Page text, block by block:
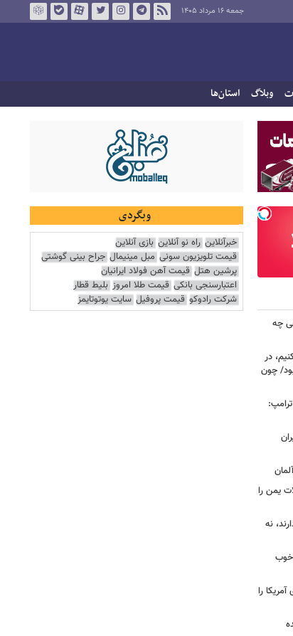
جمعه ۱۶ مرداد ۱۴۰۵
وبلاگ استان‌ها
چه
در
چون
یمن را
نه
خوب
را
وبگردی
خبرآنلاین راه نو آنلاین بازی آنلاین
قیمت تلویزیون سونی مبل مینیمال جراح بینی گوشتی
پرشین هتل قیمت آهن فولاد ایرانیان
اعتبارسنجی بانکی قیمت طلا امروز بلیط قطار
شرکت رادوکو قیمت پروفیل سایت یوتوتایمز